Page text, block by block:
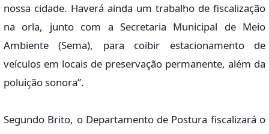
nossa cidade. Haverá ainda um trabalho de fiscalização
na orla, junto com a Secretaria Municipal de Meio
Ambiente (Sema), para coibir estacionamento de
veículos em locais de preservação permanente, além da
poluição sonora”.
Segundo Brito, o Departamento de Postura fiscalizará o